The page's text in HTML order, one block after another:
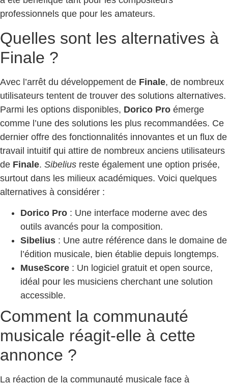
professionnels que pour les amateurs.
Quelles sont les alternatives à
Finale ?
Avec l’arrêt du développement de Finale, de nombreux
utilisateurs tentent de trouver des solutions alternatives.
Parmi les options disponibles, Dorico Pro émerge
comme l’une des solutions les plus recommandées. Ce
dernier offre des fonctionnalités innovantes et un flux de
travail intuitif qui attire de nombreux anciens utilisateurs
de Finale. Sibelius reste également une option prisée,
surtout dans les milieux académiques. Voici quelques
alternatives à considérer :
Dorico Pro : Une interface moderne avec des
outils avancés pour la composition.
Sibelius : Une autre référence dans le domaine de
l’édition musicale, bien établie depuis longtemps.
MuseScore : Un logiciel gratuit et open source,
idéal pour les musiciens cherchant une solution
accessible.
Comment la communauté
musicale réagit-elle à cette
annonce ?
La réaction de la communauté musicale face à